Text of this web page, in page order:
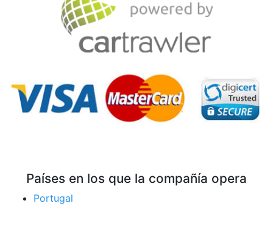
Países en los que la compañía opera
Portugal